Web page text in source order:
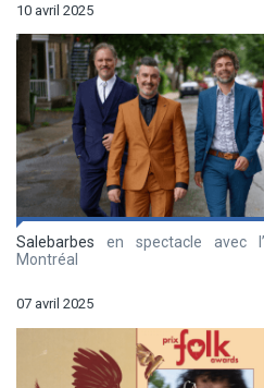
10 avril 2025
Salebarbes en spectacle avec
Montréal
07 avril 2025